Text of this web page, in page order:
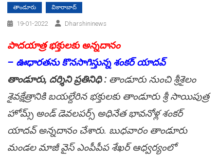
తాండూరు వికారాబాద్
19-01-2022 Dharshininews
పాదయాత్ర భక్తులకు అన్నదానం
– ఊధారతను కొనసాగిస్తున్న శంకర్ యాదవ్
తాండూరు, ద‌ర్శిని ప్ర‌తినిధి : తాండూరు నుంచి శ్రీశైలం
శైవక్షేత్రానికి బయల్దేరిన భక్తులకు తాండూరు శ్రీ సాయిపుత్ర
హోమ్స్ అండ్ డెవలపర్స్ అధినేత భావనోళ్ల శంకర్
యాదవ్ అన్నదానం చేశారు. బుధవారం తాండూరు
మండల మాజీ వైస్ ఎంపీపీప శేఖర్ ఆధ్వర్యంలో